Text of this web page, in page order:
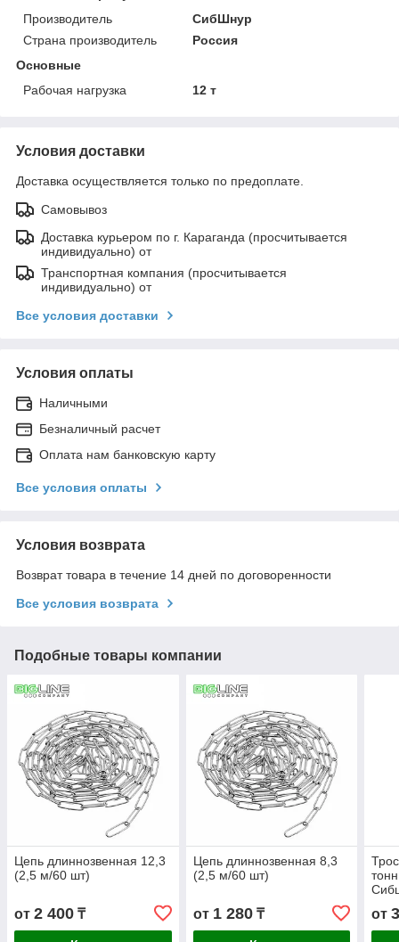
Производитель
СибШнур
Страна производитель
Россия
Основные
Рабочая нагрузка
12 т
Условия доставки
Доставка осуществляется только по предоплате.
Самовывоз
Доставка курьером по г. Караганда (просчитывается
индивидуально) от
Транспортная компания (просчитывается
индивидуально) от
Все условия доставки
Условия оплаты
Наличными
Безналичный расчет
Оплата нам банковскую карту
Все условия оплаты
Условия возврата
Возврат товара в течение 14 дней по договоренности
Все условия возврата
Подобные товары компании
Цепь длиннозвенная 12,3
(2,5 м/60 шт)
от 2 400 ₸
Цепь длиннозвенная 8,3
(2,5 м/60 шт)
от 1 280₸ от